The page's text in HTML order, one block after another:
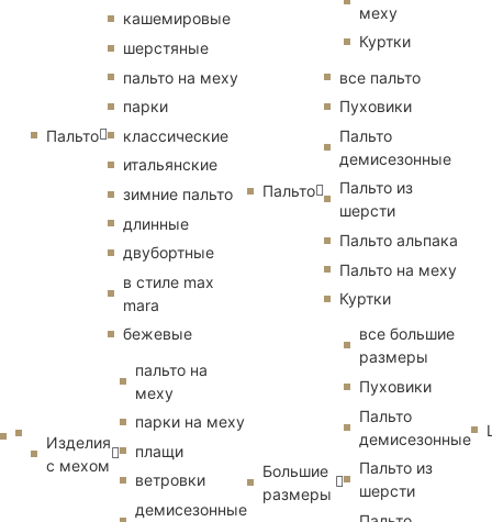
Пальто
кашемировые
шерстяные
пальто на меху
парки
классические
итальянские
зимние пальто
длинные
двубортные
в стиле max
mara
бежевые
Изделия
с мехом
пальто на
меху
парки на меху
плащи
ветровки
демисезонные
меху
Куртки
Пальто
все пальто
Пуховики
Пальто
демисезонные
Пальто из
шерсти
Пальто альпака
Пальто на меху
Куртки
Большие
размеры
все большие
размеры
Пуховики
Пальто
демисезонные
Пальто из
шерсти